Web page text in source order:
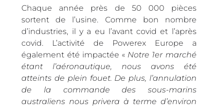
Chaque année près de 50 000 pièces
sortent de l’usine. Comme bon nombre
d’industries, il y a eu l’avant covid et l’après
covid. L’activité de Powerex Europe a
également été impactée « Notre 1er marché
étant l’aéronautique, nous avons été
atteints de plein fouet. De plus, l’annulation
de la commande des sous-marins
australiens nous privera à terme d’environ